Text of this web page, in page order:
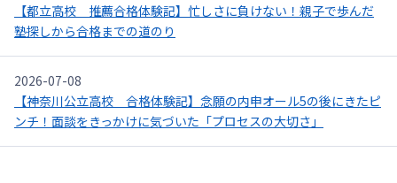
【都立高校 推薦合格体験記】忙しさに負けない！親子で歩んだ
塾探しから合格までの道のり
2026-07-08
【神奈川公立高校 合格体験記】念願の内申オール5の後にきたピ
ンチ！面談をきっかけに気づいた「プロセスの大切さ」